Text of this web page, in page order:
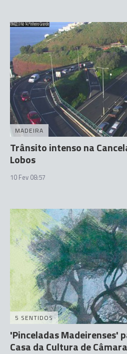
MADEIRA
Trânsito intenso na
Lobos
10 Fev 08:57
5 SENTIDOS
'Pinceladas Madeirenses'
Casa da Cultura de